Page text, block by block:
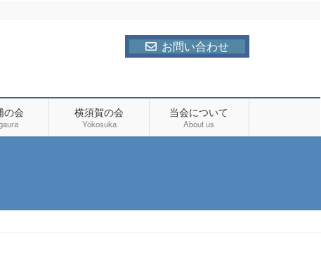
お問い合わせ
の会 横須賀の会
Yokosuka
当会について
About us